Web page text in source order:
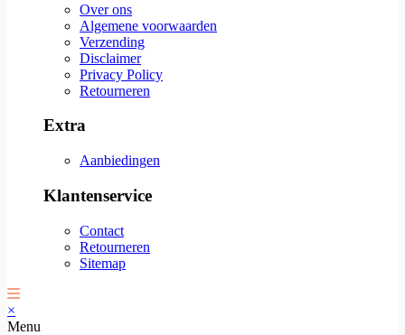
Over ons
Algemene voorwaarden
Verzending
Disclaimer
Privacy Policy
Retourneren
Extra
Aanbiedingen
Klantenservice
Contact
Retourneren
Sitemap
×
Menu